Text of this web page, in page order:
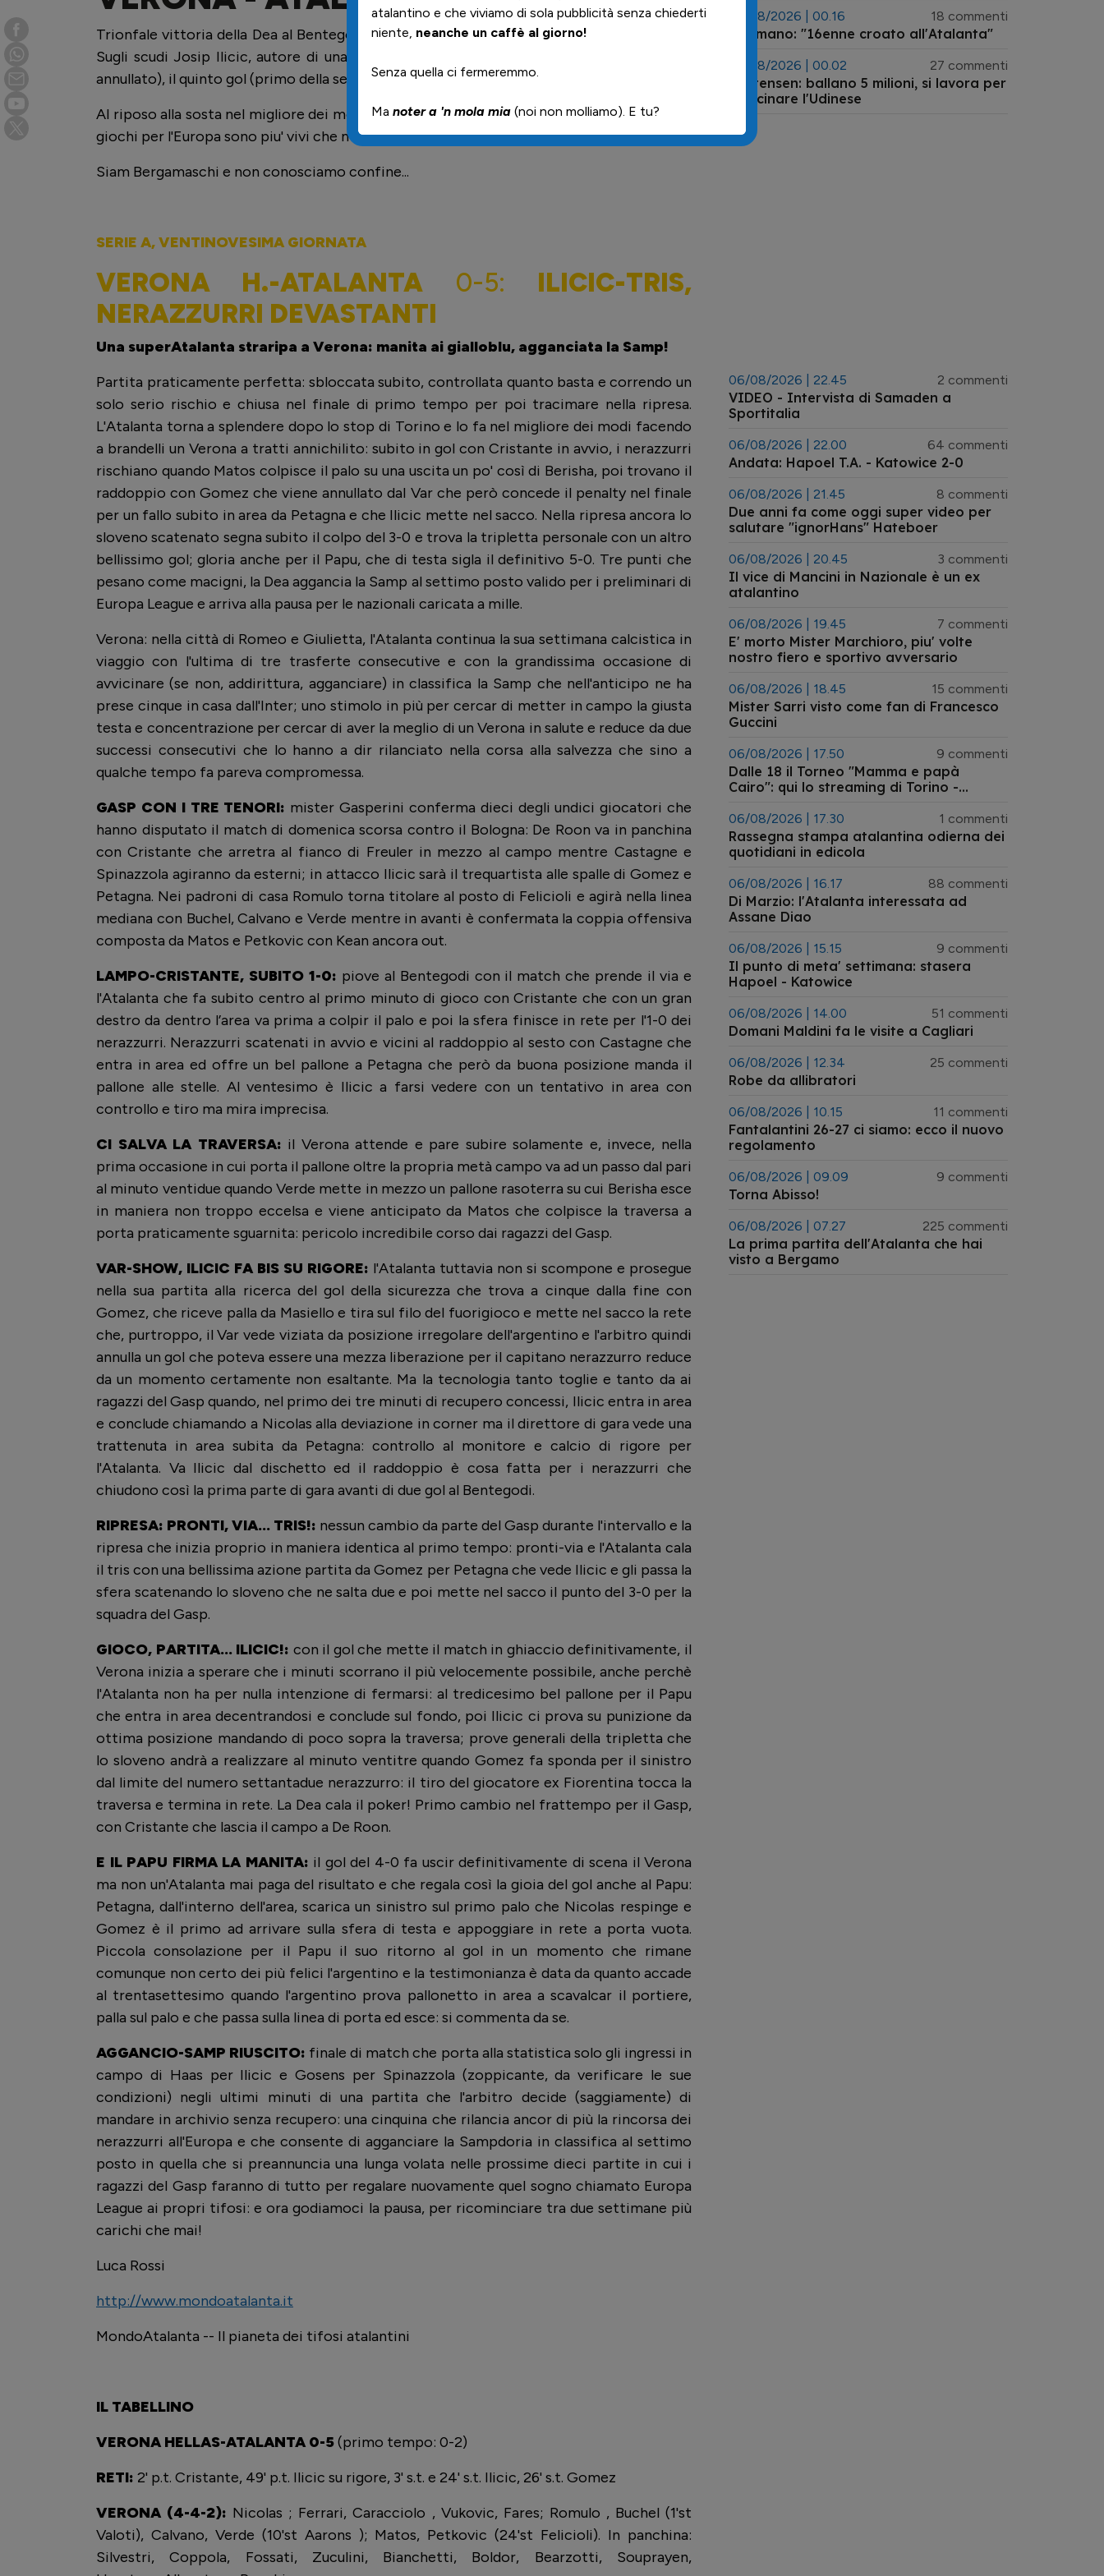
Trionfale vittoria della Dea al Bentegodi di Verona, travolto l'Hellas di Pecchia con 5 gol.
Sugli scudi Josip Ilicic, autore di una tripletta. Torna al gol anche Gomez (piu' un altro
annullato), il quinto gol (primo della serie) di Bryan Cristante.
Al riposo alla sosta nel migliore dei modi: agganciata la Sampdoria in settima posizione, i
giochi per l'Europa sono piu' vivi che mai.
Siam Bergamaschi e non conosciamo confine...
SERIE A, VENTINOVESIMA GIORNATA
VERONA H.-ATALANTA 0-5: ILICIC-TRIS,
NERAZZURRI DEVASTANTI
Una superAtalanta straripa a Verona: manita ai gialloblu, agganciata la Samp!
Partita praticamente perfetta: sbloccata subito, controllata quanto basta e correndo un
solo serio rischio e chiusa nel finale di primo tempo per poi tracimare nella ripresa.
L'Atalanta torna a splendere dopo lo stop di Torino e lo fa nel migliore dei modi facendo
a brandelli un Verona a tratti annichilito: subito in gol con Cristante in avvio, i nerazzurri
rischiano quando Matos colpisce il palo su una uscita un po' così di Berisha, poi trovano il
raddoppio con Gomez che viene annullato dal Var che però concede il penalty nel finale
per un fallo subito in area da Petagna e che Ilicic mette nel sacco. Nella ripresa ancora lo
sloveno scatenato segna subito il colpo del 3-0 e trova la tripletta personale con un altro
bellissimo gol; gloria anche per il Papu, che di testa sigla il definitivo 5-0. Tre punti che
pesano come macigni, la Dea aggancia la Samp al settimo posto valido per i preliminari di
Europa League e arriva alla pausa per le nazionali caricata a mille.
Verona: nella città di Romeo e Giulietta, l'Atalanta continua la sua settimana calcistica in
viaggio con l'ultima di tre trasferte consecutive e con la grandissima occasione di
avvicinare (se non, addirittura, agganciare) in classifica la Samp che nell'anticipo ne ha
prese cinque in casa dall'Inter; uno stimolo in più per cercar di metter in campo la giusta
testa e concentrazione per cercar di aver la meglio di un Verona in salute e reduce da due
successi consecutivi che lo hanno a dir rilanciato nella corsa alla salvezza che sino a
qualche tempo fa pareva compromessa.
GASP CON I TRE TENORI: mister Gasperini conferma dieci degli undici giocatori che
hanno disputato il match di domenica scorsa contro il Bologna: De Roon va in panchina
con Cristante che arretra al fianco di Freuler in mezzo al campo mentre Castagne e
Spinazzola agiranno da esterni; in attacco Ilicic sarà il trequartista alle spalle di Gomez e
Petagna. Nei padroni di casa Romulo torna titolare al posto di Felicioli e agirà nella linea
mediana con Buchel, Calvano e Verde mentre in avanti è confermata la coppia offensiva
composta da Matos e Petkovic con Kean ancora out.
LAMPO-CRISTANTE, SUBITO 1-0: piove al Bentegodi con il match che prende il via e
l'Atalanta che fa subito centro al primo minuto di gioco con Cristante che con un gran
destro da dentro l’area va prima a colpir il palo e poi la sfera finisce in rete per l'1-0 dei
nerazzurri. Nerazzurri scatenati in avvio e vicini al raddoppio al sesto con Castagne che
entra in area ed offre un bel pallone a Petagna che però da buona posizione manda il
pallone alle stelle. Al ventesimo è Ilicic a farsi vedere con un tentativo in area con
controllo e tiro ma mira imprecisa.
CI SALVA LA TRAVERSA: il Verona attende e pare subire solamente e, invece, nella
prima occasione in cui porta il pallone oltre la propria metà campo va ad un passo dal pari
al minuto ventidue quando Verde mette in mezzo un pallone rasoterra su cui Berisha esce
in maniera non troppo eccelsa e viene anticipato da Matos che colpisce la traversa a
porta praticamente sguarnita: pericolo incredibile corso dai ragazzi del Gasp.
VAR-SHOW, ILICIC FA BIS SU RIGORE: l'Atalanta tuttavia non si scompone e prosegue
nella sua partita alla ricerca del gol della sicurezza che trova a cinque dalla fine con
Gomez, che riceve palla da Masiello e tira sul filo del fuorigioco e mette nel sacco la rete
che, purtroppo, il Var vede viziata da posizione irregolare dell'argentino e l'arbitro quindi
annulla un gol che poteva essere una mezza liberazione per il capitano nerazzurro reduce
da un momento certamente non esaltante. Ma la tecnologia tanto toglie e tanto da ai
ragazzi del Gasp quando, nel primo dei tre minuti di recupero concessi, Ilicic entra in area
e conclude chiamando a Nicolas alla deviazione in corner ma il direttore di gara vede una
trattenuta in area subita da Petagna: controllo al monitore e calcio di rigore per
l'Atalanta. Va Ilicic dal dischetto ed il raddoppio è cosa fatta per i nerazzurri che
chiudono così la prima parte di gara avanti di due gol al Bentegodi.
RIPRESA: PRONTI, VIA... TRIS!: nessun cambio da parte del Gasp durante l'intervallo e la
ripresa che inizia proprio in maniera identica al primo tempo: pronti-via e l'Atalanta cala
il tris con una bellissima azione partita da Gomez per Petagna che vede Ilicic e gli passa la
sfera scatenando lo sloveno che ne salta due e poi mette nel sacco il punto del 3-0 per la
squadra del Gasp.
GIOCO, PARTITA... ILICIC!: con il gol che mette il match in ghiaccio definitivamente, il
Verona inizia a sperare che i minuti scorrano il più velocemente possibile, anche perchè
l'Atalanta non ha per nulla intenzione di fermarsi: al tredicesimo bel pallone per il Papu
che entra in area decentrandosi e conclude sul fondo, poi Ilicic ci prova su punizione da
ottima posizione mandando di poco sopra la traversa; prove generali della tripletta che
lo sloveno andrà a realizzare al minuto ventitre quando Gomez fa sponda per il sinistro
dal limite del numero settantadue nerazzurro: il tiro del giocatore ex Fiorentina tocca la
traversa e termina in rete. La Dea cala il poker! Primo cambio nel frattempo per il Gasp,
con Cristante che lascia il campo a De Roon.
E IL PAPU FIRMA LA MANITA: il gol del 4-0 fa uscir definitivamente di scena il Verona
ma non un'Atalanta mai paga del risultato e che regala così la gioia del gol anche al Papu:
Petagna, dall'interno dell'area, scarica un sinistro sul primo palo che Nicolas respinge e
Gomez è il primo ad arrivare sulla sfera di testa e appoggiare in rete a porta vuota.
Piccola consolazione per il Papu il suo ritorno al gol in un momento che rimane
comunque non certo dei più felici l'argentino e la testimonianza è data da quanto accade
al trentasettesimo quando l'argentino prova pallonetto in area a scavalcar il portiere,
palla sul palo e che passa sulla linea di porta ed esce: si commenta da se.
AGGANCIO-SAMP RIUSCITO: finale di match che porta alla statistica solo gli ingressi in
campo di Haas per Ilicic e Gosens per Spinazzola (zoppicante, da verificare le sue
condizioni) negli ultimi minuti di una partita che l'arbitro decide (saggiamente) di
mandare in archivio senza recupero: una cinquina che rilancia ancor di più la rincorsa dei
nerazzurri all'Europa e che consente di agganciare la Sampdoria in classifica al settimo
posto in quella che si preannuncia una lunga volata nelle prossime dieci partite in cui i
ragazzi del Gasp faranno di tutto per regalare nuovamente quel sogno chiamato Europa
League ai propri tifosi: e ora godiamoci la pausa, per ricominciare tra due settimane più
carichi che mai!
Luca Rossi
http://www.mondoatalanta.it
MondoAtalanta -- Il pianeta dei tifosi atalantini
IL TABELLINO
VERONA HELLAS-ATALANTA 0-5(primo tempo: 0-2)
RETI: 2' p.t. Cristante, 49' p.t. Ilicic su rigore, 3' s.t. e 24' s.t. Ilicic, 26' s.t. Gomez
VERONA (4-4-2): Nicolas ; Ferrari, Caracciolo , Vukovic, Fares; Romulo , Buchel (1'st
Valoti), Calvano, Verde (10'st Aarons ); Matos, Petkovic (24'st Felicioli). In panchina:
Silvestri, Coppola, Fossati, Zuculini, Bianchetti, Boldor, Bearzotti, Souprayen,
07/08/2026 | 00.16 18 commenti
F.Romano: "16enne croato all'Atalanta"
07/08/2026 | 00.02 27 commenti
Kristensen: ballano 5 milioni, si lavora per
avvicinare l'Udinese
06/08/2026 | 22.45 2 commenti
VIDEO - Intervista di Samaden a
Sportitalia
06/08/2026 | 22.00 64 commenti
Andata: Hapoel T.A. - Katowice 2-0
06/08/2026 | 21.45 8 commenti
Due anni fa come oggi super video per
salutare "ignorHans" Hateboer
06/08/2026 | 20.45 3 commenti
Il vice di Mancini in Nazionale è un ex
atalantino
06/08/2026 | 19.45 7 commenti
E' morto Mister Marchioro, piu' volte
nostro fiero e sportivo avversario
06/08/2026 | 18.45 15 commenti
Mister Sarri visto come fan di Francesco
Guccini
06/08/2026 | 17.50 9 commenti
Dalle 18 il Torneo "Mamma e papà
Cairo": qui lo streaming di Torino -
06/08/2026 | 17.30 1 commenti
Rassegna stampa atalantina odierna dei
quotidiani in edicola
06/08/2026 | 16.17 88 commenti
Di Marzio: l'Atalanta interessata ad
Assane Diao
06/08/2026 | 15.15 9 commenti
Il punto di meta' settimana: stasera
Hapoel - Katowice
06/08/2026 | 14.00 51 commenti
Domani Maldini fa le visite a Cagliari
06/08/2026 | 12.34 25 commenti
Robe da allibratori
06/08/2026 | 10.15 11 commenti
Fantalantini 26-27 ci siamo: ecco il nuovo
regolamento
06/08/2026 | 09.09 9 commenti
Torna Abisso!
06/08/2026 | 07.27 225 commenti
La prima partita dell'Atalanta che hai
visto a Bergamo